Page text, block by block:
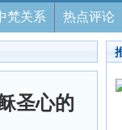
梵关系 热点评论
圣心的